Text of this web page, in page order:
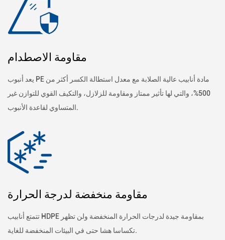
مقاومة الاصطدام
يعد أنبوب PE مادة أنابيب عالية الصلابة مع معدل استطالة الكسر أكثر من
500%، والتي لها تأثير ممتاز ومقاومة للزلازل، والتكيف القوي للتوازن غير
المتساوي لقاعدة الأنبوب.
مقاومة منخفضة لدرجة الحرارة
تتمتع أنابيب HDPE بمقاومة جيدة لدرجات الحرارة المنخفضة ولن تظهر
تكساسا هشا حتى في البيئات المنخفضة للغاية.